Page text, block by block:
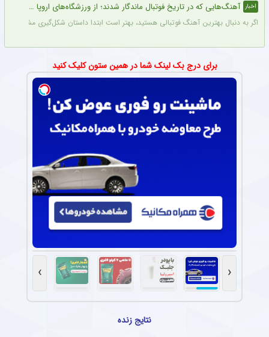
اخبار آهنگ‌هایی که در تاریخ فوتبال ماندگار شدند؛ از ورزشگاه‌های اروپا تا جام جهانی
اگر به دنبال بهترین آهنگ فوتبالی هستید، بهتر است ابتدا داستان شکل‌گیری
برای درج بک لینک شما در همین ستون کلیک کنید
‹
›
نتایج زنده